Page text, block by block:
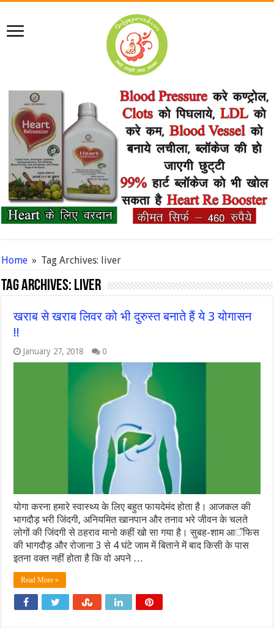
Home » Tag Archives: liver
Tag Archives: liver
खराब से खराब लिवर को भी दुरुस्त बनाते हैं ये 3 योगासन
!!
January 27, 2018 0
योगा करना हमारे स्वास्थ्य के लिए बहुत फायदेमंद होता है। आजकल की
भागदौड़ भरी जिंदगी, अनियमित खानपान और तनाव भरे जीवन के चलते
लोगों की जिंदगी से ठहराव मानो कहीं खो सा गया है। सुबह-शाम आॅफिस
की भागदौड़ और रोजाना 3 से 4 घंटे जाम में बिताने में बाद किसी के पास
इतना वक्त नहीं होता है कि वो अपने …
Read More »